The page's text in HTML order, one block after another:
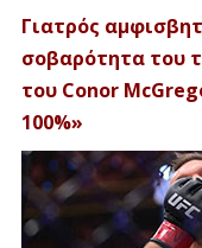
Γιατρός
σοβαρότητα του
του Conor
100%»